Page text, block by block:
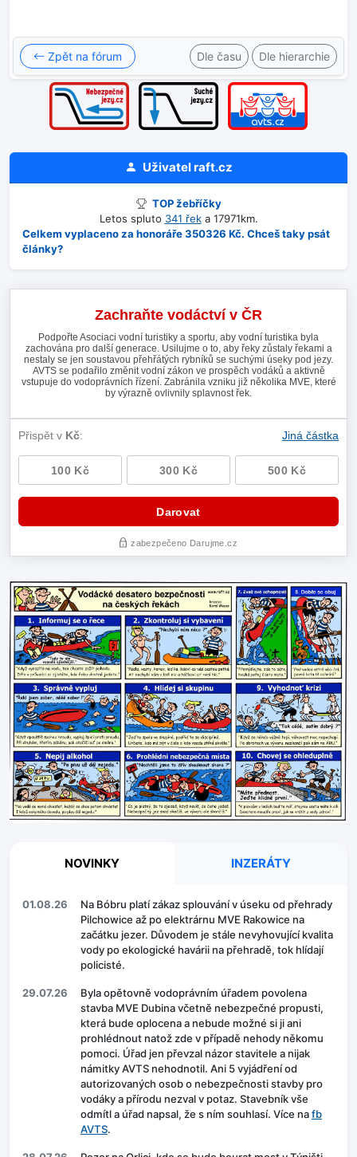
Zpět na fórum Dle času Dle hierarchie
Uživatelraft.cz
TOP žebříčky
Letos spluto 341 řeka 17971km.
Celkem vyplaceno za honoráře 350326 Kč. Chceš taky psát
články?
NOVINKY INZERÁTY
01.08.26
Na Bóbru platí zákaz splouvání v úseku od přehrady
Pilchowice až po elektrárnu MVE Rakowice na
začátku jezer. Důvodem je stále nevyhovující kvalita
vody po ekologické havárii na přehradě, tok hlídají
policisté.
29.07.26
Byla opětovně vodoprávním úřadem povolena
stavba MVE Dubina včetně nebezpečné propusti,
která bude oplocena a nebude možné si ji ani
prohlédnout natož zde v případě nehody někomu
pomoci. Úřad jen převzal názor stavitele a nijak
námitky AVTS nehodnotil. Ani 5 vyjádření od
autorizovaných osob o nebezpečnosti stavby pro
vodáky a přírodu nezval v potaz. Stavebník vše
odmítl a úřad napsal, že s ním souhlasí. Více nafb
AVTS.